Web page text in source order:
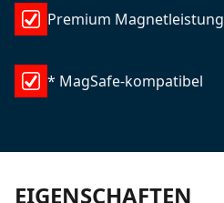
Premium Magnetleistung
* MagSafe-kompatibel
EIGENSCHAFTEN